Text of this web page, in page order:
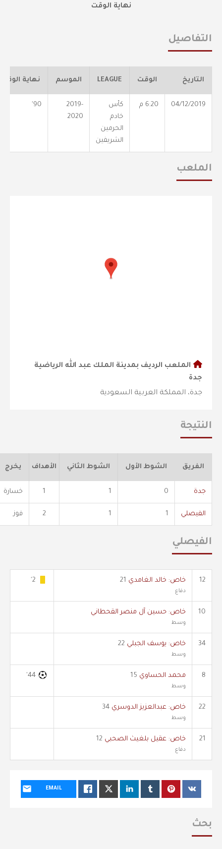
نهاية الوقت
التفاصيل
التاريخ الوقت LEAGUE الموسم نهاية الوقت
04/12/2019 6:20 م
كأس
خادم
الحرمين
الشريفين
2019-
2020
90'
الملعب
الملعب الرديف بمدينة الملك عبد الله الرياضية
جدة
جدة، المملكة العربية السعودية
النتيجة
الفريق الشوط الأول الشوط الثاني الأهداف يخرج
جدة 0
1
1 خسارة
الفيصلي 1
1
2 فوز
الفيصلي
12 خاص: خالد الغامدي 21
دفاع
10 خاص: حسين آل منصر القحطاني
وسط
34 خاص: يوسف الجبلي 22
وسط
8 محمد الحساوي 15
وسط
22 خاص: عبدالعزيز الدوسري 34
وسط
21 خاص: عقيل بلغيث الصحبي 12
دفاع
EMAIL
بحث